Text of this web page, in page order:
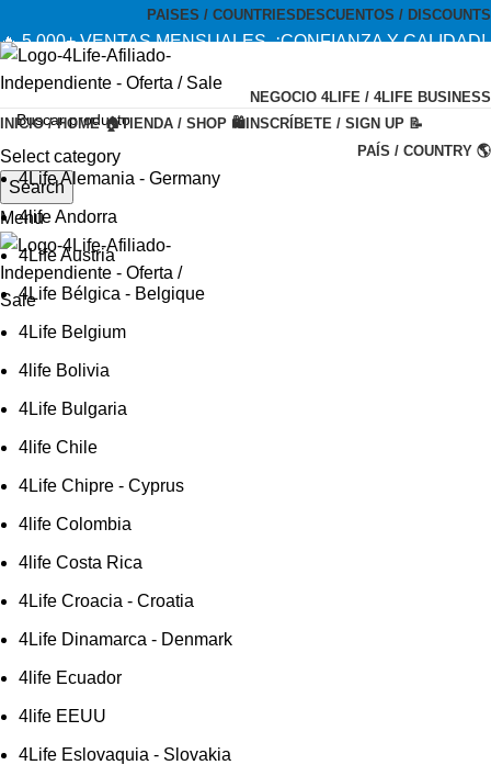
PAISES / COUNTRIES DESCUENTOS / DISCOUNTS
🔥 5,000+ VENTAS MENSUALES. ¡CONFIANZA Y CALIDAD!
--- 🔥 5,000+ MONTHLY SALES. TRUST AND QUALITY!
NEGOCIO 4LIFE / 4LIFE BUSINESS
TIENDA OFICIAL / OFFICIAL STORE 🔒
Select category
Search
Menu
INICIO / HOME 🏠TIENDA / SHOP 🛍️ INSCRÍBETE / SIGN UP 📝
PAÍS / COUNTRY 🌎
4Life Alemania - Germany
4life Andorra
4Life Austria
4Life Bélgica - Belgique
4Life Belgium
4life Bolivia
4Life Bulgaria
4life Chile
4Life Chipre - Cyprus
4life Colombia
4life Costa Rica
4Life Croacia - Croatia
4Life Dinamarca - Denmark
4life Ecuador
4life EEUU
4Life Eslovaquia - Slovakia